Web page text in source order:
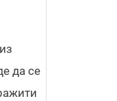
да се